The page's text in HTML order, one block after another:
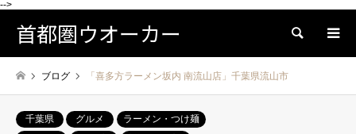
-->
首都圏ウオーカー 検索
ブログ 「喜多方ラーメン坂内 南流山店」千葉県流山市
千葉県 グルメ
ラーメン・つけ麺